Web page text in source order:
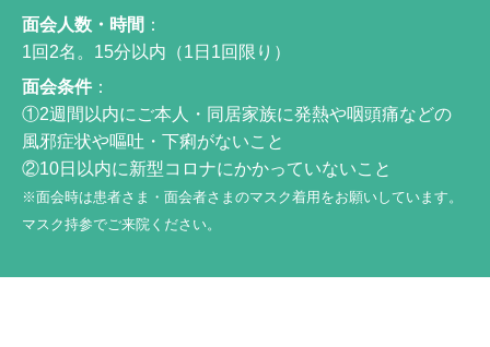
面会人数・時間 ：
1回2名。15分以内（1日1回限り）
面会条件 ：
①2週間以内にご本人・同居家族に発熱や咽頭痛などの
風邪症状や嘔吐・下痢がないこと
②10日以内に新型コロナにかかっていないこと
※面会時は患者さま・面会者さまのマスク着用をお願いしています。
マスク持参でご来院ください。